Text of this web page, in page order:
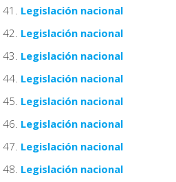
Legislación nacional
Legislación nacional
Legislación nacional
Legislación nacional
Legislación nacional
Legislación nacional
Legislación nacional
Legislación nacional